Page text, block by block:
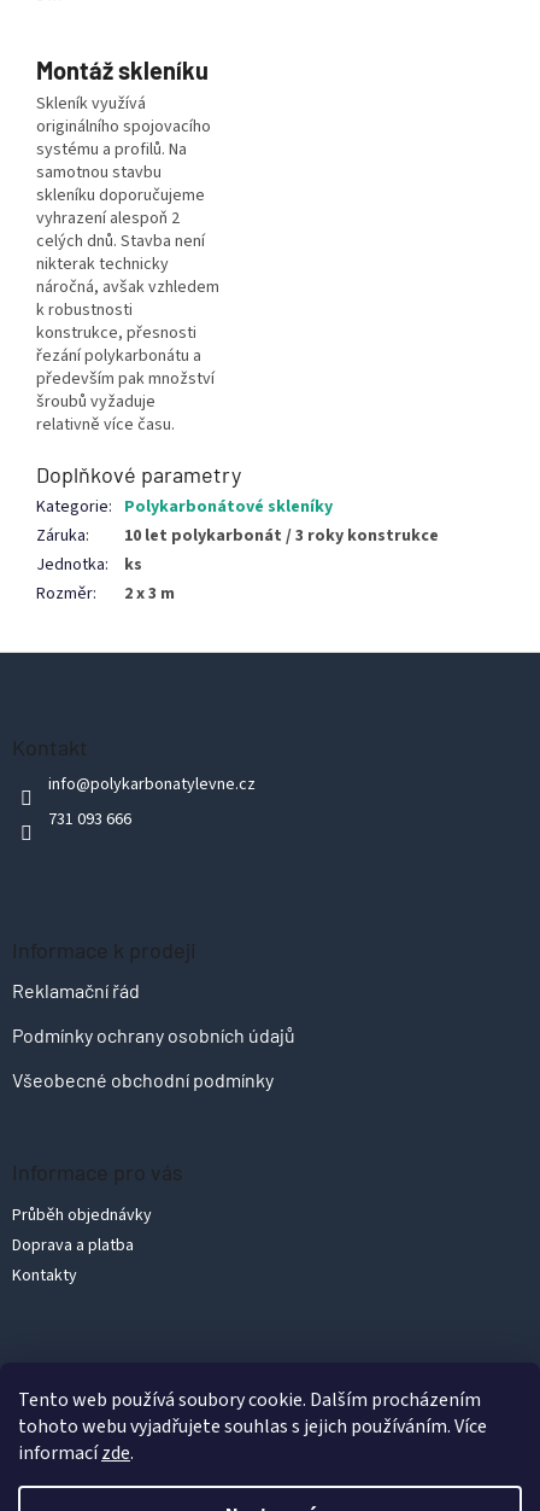
Tento web používá soubory cookie. Dalším procházením
tohoto webu vyjadřujete souhlas s jejich používáním. Více
informacízde.
Montáž skleníku
Skleník využívá
originálního spojovacího
systému a profilů. Na
samotnou stavbu
skleníku doporučujeme
vyhrazení alespoň 2
celých dnů. Stavba není
nikterak technicky
náročná, avšak vzhledem
k robustnosti
konstrukce, přesnosti
řezání polykarbonátu a
především pak množství
šroubů vyžaduje
relativně více času.
Doplňkové parametry
Kategorie: Polykarbonátové skleníky
Záruka:
10 let polykarbonát / 3 roky konstrukce
Jednotka:
ks
Rozměr: 2 x 3 m
Kontakt
info@polykarbonatylevne.cz
731 093 666
Informace k prodeji
Reklamační řád
Podmínky ochrany osobních údajů
Všeobecné obchodní podmínky
Informace pro vás
Průběh objednávky
Doprava a platba
Kontakty
Copyright 2026